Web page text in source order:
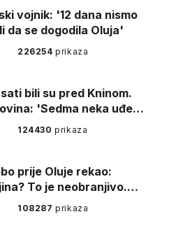
vojnik: '12 dana nismo
da se dogodila Oluja'
226254prikaza
bili su pred Kninom.
'Sedma neka uđe,
neka g…
124430prikaza
prije Oluje rekao:
To je neobranjivo.
zvao Krivousti'
108287prikaza